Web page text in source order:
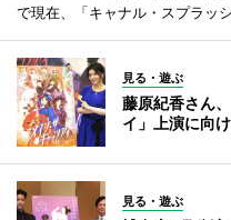
で現在、「キャナル・スプラッ
見る・遊ぶ
藤原紀香さん
イ」上演に向
見る・遊ぶ